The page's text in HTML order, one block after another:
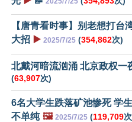
【唐青看时事】别老想打台
大招 ▶️ 2025/7/25 (354,862次)
北戴河暗流汹涌 北京政权一
(63,907次)
6名大学生跌落矿池惨死 学
不单纯 🖼️ 2025/7/25 (119,709